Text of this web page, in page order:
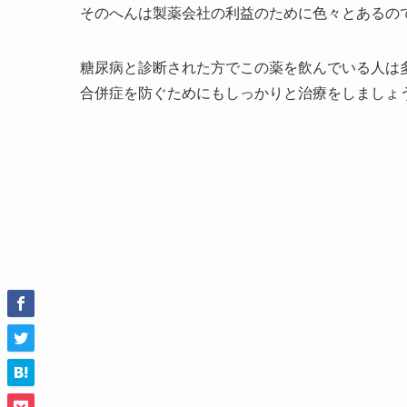
そのへんは製薬会社の利益のために色々とあるの
糖尿病と診断された方でこの薬を飲んでいる人は
合併症を防ぐためにもしっかりと治療をしましょ